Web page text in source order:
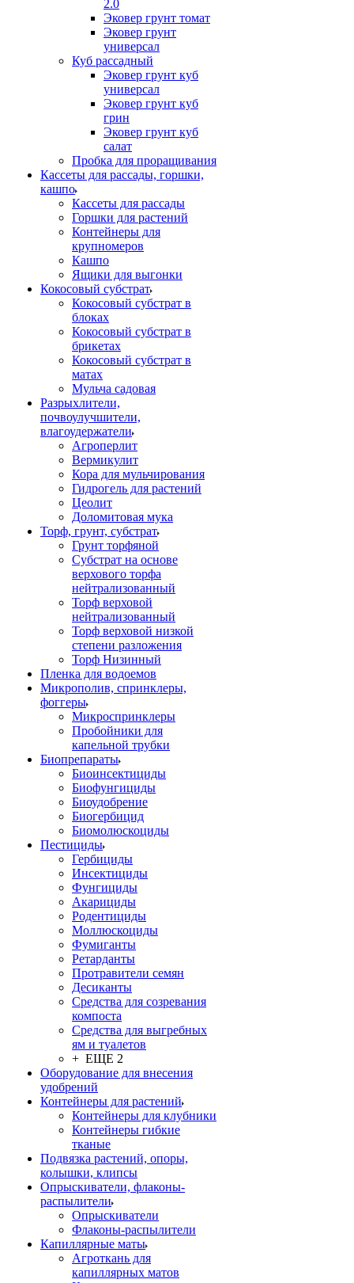
2.0
Эковер грунт томат
Эковер грунт
универсал
Куб рассадный
Эковер грунт куб
универсал
Эковер грунт куб
грин
Эковер грунт куб
салат
Пробка для проращивания
Кассеты для рассады, горшки,
кашпо
Кассеты для рассады
Горшки для растений
Контейнеры для
крупномеров
Кашпо
Ящики для выгонки
Кокосовый субстрат
Кокосовый субстрат в
блоках
Кокосовый субстрат в
брикетах
Кокосовый субстрат в
матах
Мульча садовая
Разрыхлители,
почвоулучшители,
влагоудержатели
Агроперлит
Вермикулит
Кора для мульчирования
Гидрогель для растений
Цеолит
Доломитовая мука
Торф, грунт, субстрат
Грунт торфяной
Субстрат на основе
верхового торфа
нейтрализованный
Торф верховой
нейтрализованный
Торф верховой низкой
степени разложения
Торф Низинный
Пленка для водоемов
Микрополив, спринклеры,
фоггеры
Микроспринклеры
Пробойники для
капельной трубки
Биопрепараты
Биоинсектициды
Биофунгициды
Биоудобрение
Биогербицид
Биомолюскоциды
Пестициды
Гербициды
Инсектициды
Фунгициды
Акарициды
Родентициды
Моллюскоциды
Фумиганты
Ретарданты
Протравители семян
Десиканты
Средства для созревания
компоста
Средства для выгребных
ям и туалетов
+ ЕЩЕ 2
Оборудование для внесения
удобрений
Контейнеры для растений
Контейнеры для клубники
Контейнеры гибкие
тканые
Подвязка растений, опоры,
колышки, клипсы
Опрыскиватели, флаконы-
распылители
Опрыскиватели
Флаконы-распылители
Капиллярные маты
Агроткань для
капиллярных матов